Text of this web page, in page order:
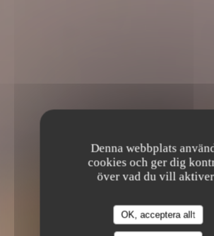
Denna webbplats
cookies och ger dig
över vad du vill
OK, acceptera allt